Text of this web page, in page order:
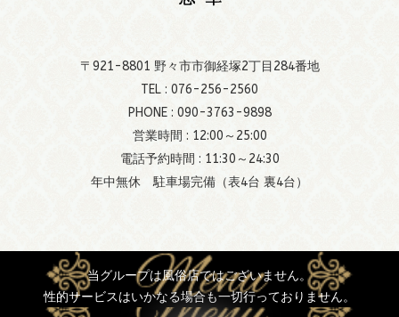
〒921-8801 野々市市御経塚2丁目284番地
TEL : 076-256-2560
PHONE : 090-3763-9898
営業時間 : 12:00～25:00
電話予約時間 : 11:30～24:30
年中無休 駐車場完備（表4台 裏4台）
当グループは風俗店ではございません。
性的サービスはいかなる場合も一切行っておりません。